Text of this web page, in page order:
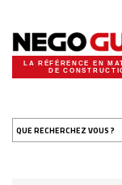
LA RÉFÉRENCE EN
DE
QUE RECHERCHEZ VOUS ?